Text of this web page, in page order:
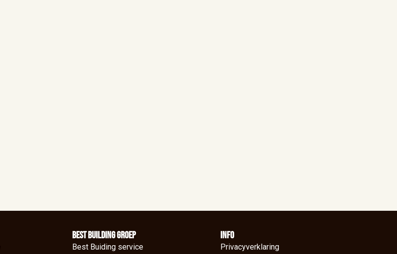
BEst Building groep
Best Buiding service
Info
Privacyverklaring